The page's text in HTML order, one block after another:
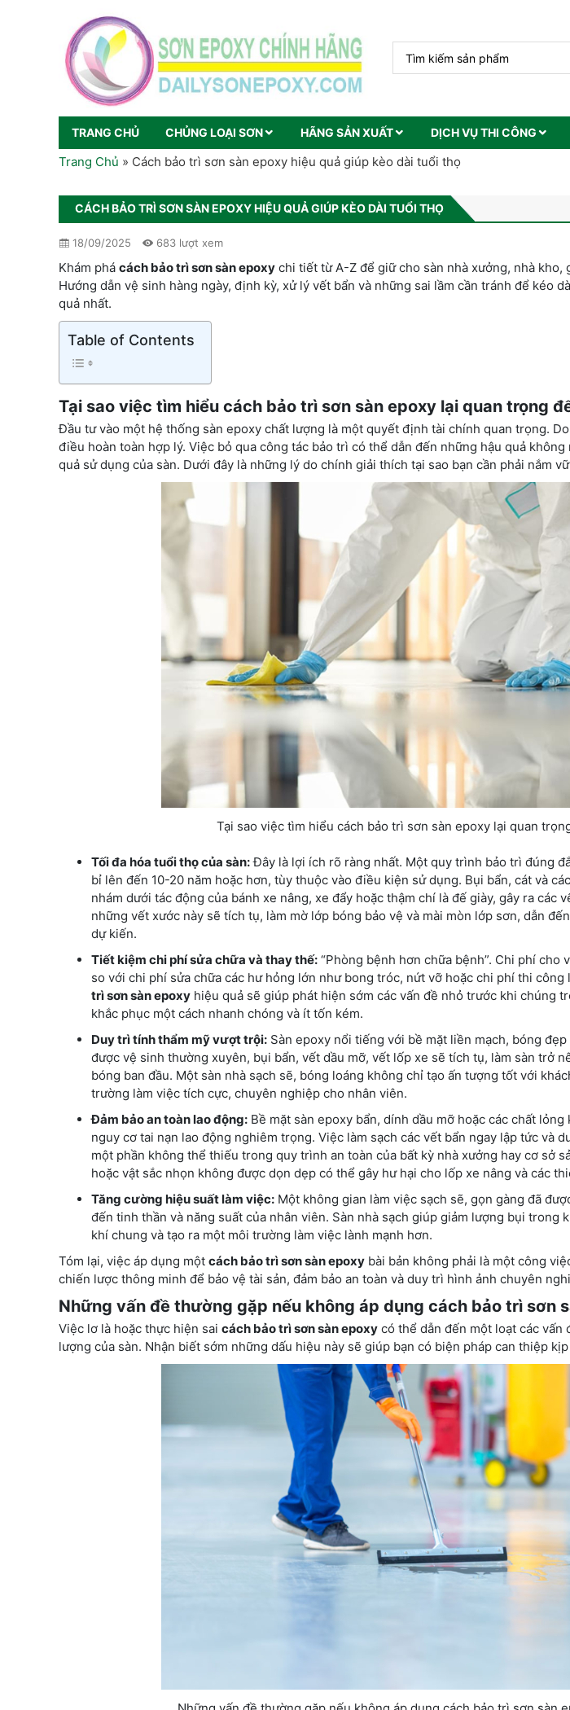
TRANG CHỦ CHỦNG LOẠI SƠN HÃNG SẢN XUẤT DỊCH VỤ THI CÔNG
Trang Chủ » Cách bảo trì sơn sàn epoxy hiệu quả giúp kèo dài tuổi thọ
CÁCH BẢO TRÌ SƠN SÀN EPOXY HIỆU QUẢ GIÚP KÈO DÀI TUỔI THỌ
18/09/2025 683 lượt xem
Khám phá cách bảo trì sơn sàn epoxy chi tiết từ A-Z để giữ cho sàn nhà xưởng, nhà kho,
Hướng dẫn vệ sinh hàng ngày, định kỳ, xử lý vết bẩn và những sai lầm cần tránh để kéo
quả nhất.
Table of Contents
Tại sao việc tìm hiểu cách bảo trì sơn sàn epoxy lại quan trọng
Đầu tư vào một hệ thống sàn epoxy chất lượng là một quyết định tài chính quan trọng.
điều hoàn toàn hợp lý. Việc bỏ qua công tác bảo trì có thể dẫn đến những hậu quả
quả sử dụng của sàn. Dưới đây là những lý do chính giải thích tại sao bạn cần phải nắm
Tại sao việc tìm hiểu cách bảo trì sơn sàn epoxy lại quan
Tối đa hóa tuổi thọ của sàn:Đây là lợi ích rõ ràng nhất. Một quy trình bảo trì đúng
bỉ lên đến 10-20 năm hoặc hơn, tùy thuộc vào điều kiện sử dụng. Bụi bẩn, cát và
nhám dưới tác động của bánh xe nâng, xe đẩy hoặc thậm chí là đế giày, gây ra các
những vết xước này sẽ tích tụ, làm mờ lớp bóng bảo vệ và mài mòn lớp sơn, dẫn
dự kiến.
Tiết kiệm chi phí sửa chữa và thay thế: “Phòng bệnh hơn chữa bệnh”. Chi phí
so với chi phí sửa chữa các hư hỏng lớn như bong tróc, nứt vỡ hoặc chi phí thi công
trì sơn sàn epoxy hiệu quả sẽ giúp phát hiện sớm các vấn đề nhỏ trước khi chúng
khắc phục một cách nhanh chóng và ít tốn kém.
Duy trì tính thẩm mỹ vượt trội: Sàn epoxy nổi tiếng với bề mặt liền mạch, bóng
được vệ sinh thường xuyên, bụi bẩn, vết dầu mỡ, vết lốp xe sẽ tích tụ, làm sàn trở
bóng ban đầu. Một sàn nhà sạch sẽ, bóng loáng không chỉ tạo ấn tượng tốt với
trường làm việc tích cực, chuyên nghiệp cho nhân viên.
Đảm bảo an toàn lao động: Bề mặt sàn epoxy bẩn, dính dầu mỡ hoặc các chất
nguy cơ tai nạn lao động nghiêm trọng. Việc làm sạch các vết bẩn ngay lập tức và
một phần không thể thiếu trong quy trình an toàn của bất kỳ nhà xưởng hay cơ sở
hoặc vật sắc nhọn không được dọn dẹp có thể gây hư hại cho lốp xe nâng và các
Tăng cường hiệu suất làm việc: Một không gian làm việc sạch sẽ, gọn gàng đã
đến tinh thần và năng suất của nhân viên. Sàn nhà sạch giúp giảm lượng bụi trong
khí chung và tạo ra một môi trường làm việc lành mạnh hơn.
Tóm lại, việc áp dụng một cách bảo trì sơn sàn epoxy bài bản không phải là một công
chiến lược thông minh để bảo vệ tài sản, đảm bảo an toàn và duy trì hình ảnh chuyên
Những vấn đề thường gặp nếu không áp dụng cách bảo trì sơn
Việc lơ là hoặc thực hiện sai cách bảo trì sơn sàn epoxy có thể dẫn đến một loạt các vấn
lượng của sàn. Nhận biết sớm những dấu hiệu này sẽ giúp bạn có biện pháp can thiệp